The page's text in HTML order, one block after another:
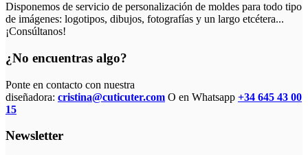
Disponemos de servicio de personalización de moldes para todo tipo
de imágenes: logotipos, dibujos, fotografías y un largo etcétera...
¡Consúltanos!
¿No encuentras algo?
Ponte en contacto con nuestra
diseñadora: cristina@cuticuter.com O en Whatsapp +34 645 43 00
15
Newsletter